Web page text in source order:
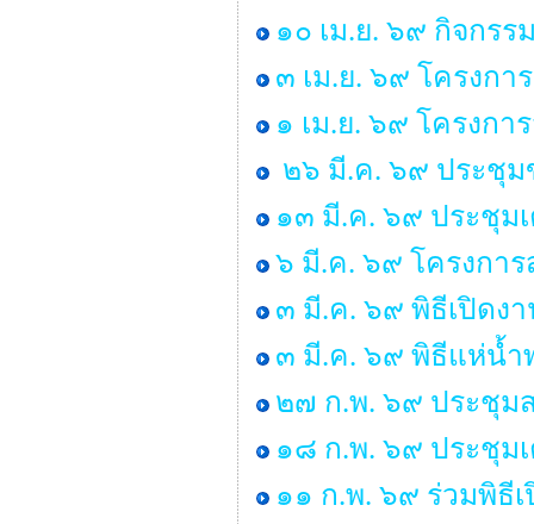
๑๐ เม.ย. ๖๙ กิจกร
๓ เม.ย. ๖๙ โครงก
๑ เม.ย. ๖๙ โครงก
๒๖ มี.ค. ๖๙ ประชุม
๑๓ มี.ค. ๖๙ ประชุม
๖ มี.ค. ๖๙ โครงกา
๓ มี.ค. ๖๙ พิธีเปิดง
๓ มี.ค. ๖๙ พิธีแห่น้ำ
๒๗ ก.พ. ๖๙ ประชุม
๑๘ ก.พ. ๖๙ ประชุม
๑๑ ก.พ. ๖๙ ร่วมพิธี